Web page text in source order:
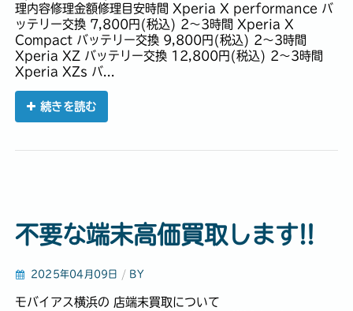
理内容修理金額修理目安時間 Xperia X performance バ
ッテリー交換 7,800円(税込) 2〜3時間 Xperia X
Compact バッテリー交換 9,800円(税込) 2〜3時間
Xperia XZ バッテリー交換 12,800円(税込) 2〜3時間
Xperia XZs バ...
続きを読む
不要な端末高価買取します!!
2025年04月09日 / BY
モバイアス横浜の 店端末買取について